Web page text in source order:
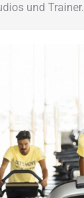
und Trainer.